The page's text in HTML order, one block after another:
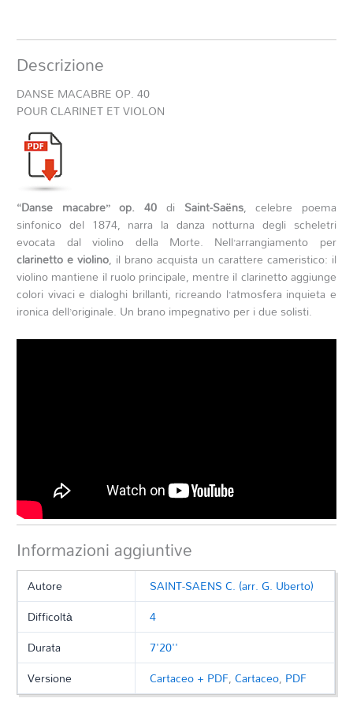
Descrizione
DANSE MACABRE OP. 40
POUR CLARINET ET VIOLON
“Danse macabre” op. 40 di Saint-Saëns, celebre poema
sinfonico del 1874, narra la danza notturna degli scheletri
evocata dal violino della Morte. Nell’arrangiamento per
clarinetto e violino, il brano acquista un carattere cameristico: il
violino mantiene il ruolo principale, mentre il clarinetto aggiunge
colori vivaci e dialoghi brillanti, ricreando l’atmosfera inquieta e
ironica dell’originale. Un brano impegnativo per i due solisti.
Informazioni aggiuntive
Autore
SAINT-SAENS C. (arr. G. Uberto)
Difficoltà
4
Durata
7'20''
Versione
Cartaceo + PDF,Cartaceo, PDF